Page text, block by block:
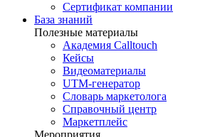
Сертификат компании
База знаний
Полезные материалы
Академия Calltouch
Кейсы
Видеоматериалы
UTM-генератор
Словарь маркетолога
Справочный центр
Маркетплейс
Мероприятия